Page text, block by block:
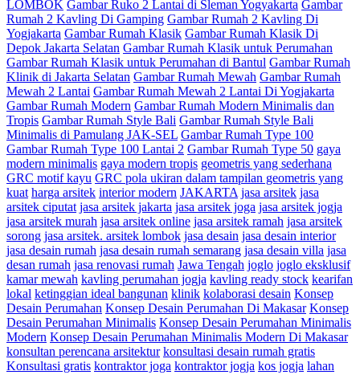
LOMBOK Gambar Ruko 2 Lantai di Sleman Yogyakarta Gambar
Rumah 2 Kavling Di Gamping Gambar Rumah 2 Kavling Di
Yogjakarta Gambar Rumah Klasik Gambar Rumah Klasik Di
Depok Jakarta Selatan Gambar Rumah Klasik untuk Perumahan
Gambar Rumah Klasik untuk Perumahan di Bantul Gambar Rumah
Klinik di Jakarta Selatan Gambar Rumah Mewah Gambar Rumah
Mewah 2 Lantai Gambar Rumah Mewah 2 Lantai Di Yogjakarta
Gambar Rumah Modern Gambar Rumah Modern Minimalis dan
Tropis Gambar Rumah Style Bali Gambar Rumah Style Bali
Minimalis di Pamulang JAK-SEL Gambar Rumah Type 100
Gambar Rumah Type 100 Lantai 2 Gambar Rumah Type 50 gaya
modern minimalis gaya modern tropis geometris yang sederhana
GRC motif kayu GRC pola ukiran dalam tampilan geometris yang
kuat harga arsitek interior modern JAKARTA jasa arsitek jasa
arsitek ciputat jasa arsitek jakarta jasa arsitek joga jasa arsitek jogja
jasa arsitek murah jasa arsitek online jasa arsitek ramah jasa arsitek
sorong jasa arsitek. arsitek lombok jasa desain jasa desain interior
jasa desain rumah jasa desain rumah semarang jasa desain villa jasa
desan rumah jasa renovasi rumah Jawa Tengah joglo joglo eksklusif
kamar mewah kavling perumahan jogja kavling ready stock kearifan
lokal ketinggian ideal bangunan klinik kolaborasi desain Konsep
Desain Perumahan Konsep Desain Perumahan Di Makasar Konsep
Desain Perumahan Minimalis Konsep Desain Perumahan Minimalis
Modern Konsep Desain Perumahan Minimalis Modern Di Makasar
konsultan perencana arsitektur konsultasi desain rumah gratis
Konsultasi gratis kontraktor joga kontraktor jogja kos jogja lahan